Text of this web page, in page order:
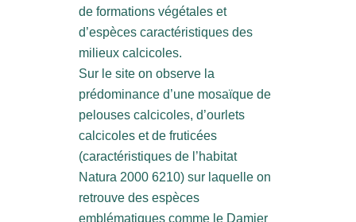
de formations végétales et
d’espèces caractéristiques des
milieux calcicoles.
Sur le site on observe la
prédominance d’une mosaïque de
pelouses calcicoles, d’ourlets
calcicoles et de fruticées
(caractéristiques de l’habitat
Natura 2000 6210) sur laquelle on
retrouve des espèces
emblématiques comme le Damier